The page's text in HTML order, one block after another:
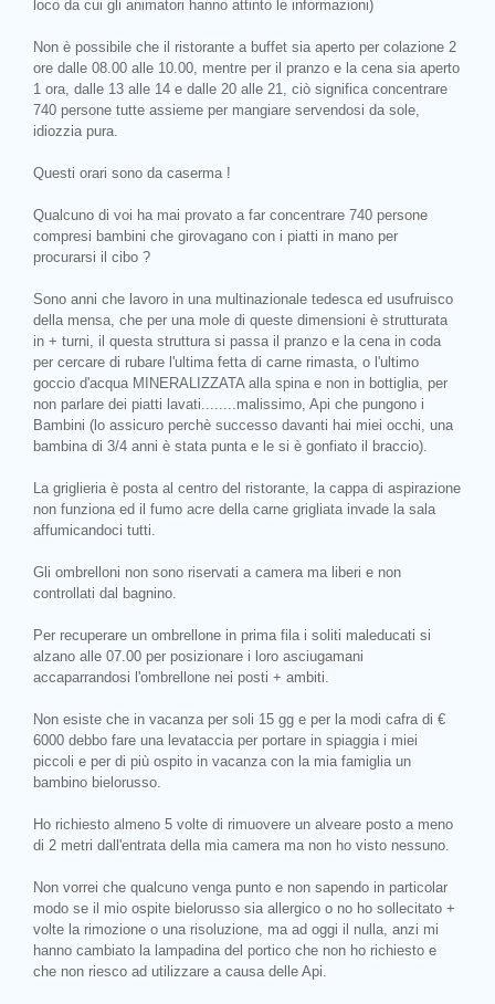
loco da cui gli animatori hanno attinto le informazioni)
Non è possibile che il ristorante a buffet sia aperto per colazione 2
ore dalle 08.00 alle 10.00, mentre per il pranzo e la cena sia aperto
1 ora, dalle 13 alle 14 e dalle 20 alle 21, ciò significa concentrare
740 persone tutte assieme per mangiare servendosi da sole,
idiozzia pura.
Questi orari sono da caserma !
Qualcuno di voi ha mai provato a far concentrare 740 persone
compresi bambini che girovagano con i piatti in mano per
procurarsi il cibo ?
Sono anni che lavoro in una multinazionale tedesca ed usufruisco
della mensa, che per una mole di queste dimensioni è strutturata
in + turni, il questa struttura si passa il pranzo e la cena in coda
per cercare di rubare l'ultima fetta di carne rimasta, o l'ultimo
goccio d'acqua MINERALIZZATA alla spina e non in bottiglia, per
non parlare dei piatti lavati........malissimo, Api che pungono i
Bambini (lo assicuro perchè successo davanti hai miei occhi, una
bambina di 3/4 anni è stata punta e le si è gonfiato il braccio).
La griglieria è posta al centro del ristorante, la cappa di aspirazione
non funziona ed il fumo acre della carne grigliata invade la sala
affumicandoci tutti.
Gli ombrelloni non sono riservati a camera ma liberi e non
controllati dal bagnino.
Per recuperare un ombrellone in prima fila i soliti maleducati si
alzano alle 07.00 per posizionare i loro asciugamani
accaparrandosi l'ombrellone nei posti + ambiti.
Non esiste che in vacanza per soli 15 gg e per la modi cafra di €
6000 debbo fare una levataccia per portare in spiaggia i miei
piccoli e per di più ospito in vacanza con la mia famiglia un
bambino bielorusso.
Ho richiesto almeno 5 volte di rimuovere un alveare posto a meno
di 2 metri dall'entrata della mia camera ma non ho visto nessuno.
Non vorrei che qualcuno venga punto e non sapendo in particolar
modo se il mio ospite bielorusso sia allergico o no ho sollecitato +
volte la rimozione o una risoluzione, ma ad oggi il nulla, anzi mi
hanno cambiato la lampadina del portico che non ho richiesto e
che non riesco ad utilizzare a causa delle Api.